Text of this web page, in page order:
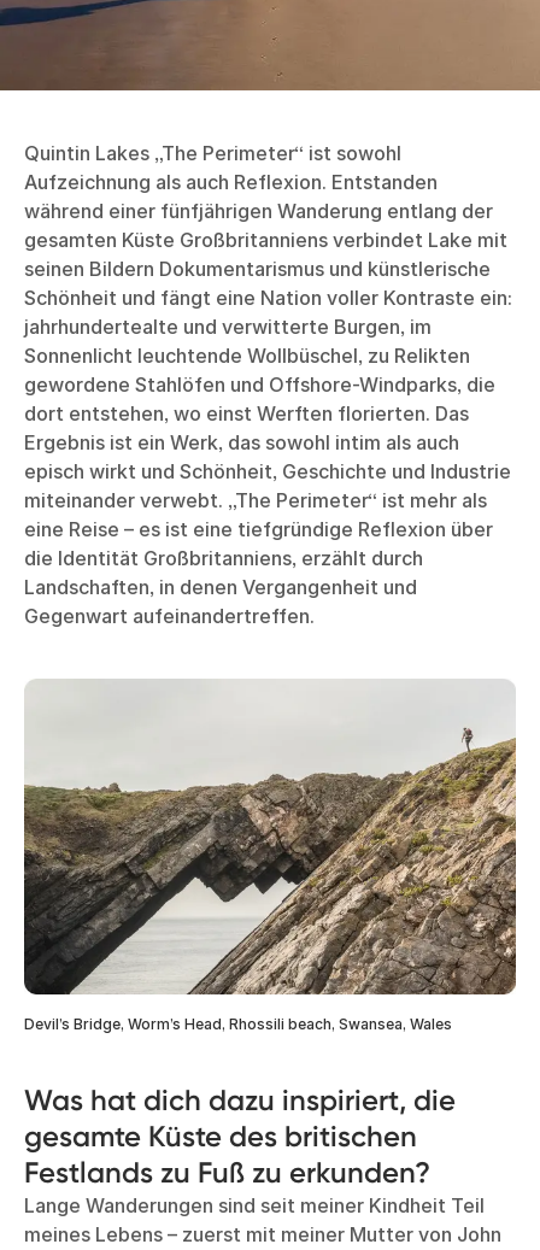
Quintin Lakes „The Perimeter“ ist sowohl
Aufzeichnung als auch Reflexion. Entstanden
während einer fünfjährigen Wanderung entlang der
gesamten Küste Großbritanniens verbindet Lake mit
seinen Bildern Dokumentarismus und künstlerische
Schönheit und fängt eine Nation voller Kontraste ein:
jahrhundertealte und verwitterte Burgen, im
Sonnenlicht leuchtende Wollbüschel, zu Relikten
gewordene Stahlöfen und Offshore-Windparks, die
dort entstehen, wo einst Werften florierten. Das
Ergebnis ist ein Werk, das sowohl intim als auch
episch wirkt und Schönheit, Geschichte und Industrie
miteinander verwebt. „The Perimeter“ ist mehr als
eine Reise – es ist eine tiefgründige Reflexion über
die Identität Großbritanniens, erzählt durch
Landschaften, in denen Vergangenheit und
Gegenwart aufeinandertreffen.
Devil’s Bridge, Worm’s Head, Rhossili beach, Swansea, Wales
Was hat dich dazu inspiriert, die
gesamte Küste des britischen
Festlands zu Fuß zu erkunden?
Lange Wanderungen sind seit meiner Kindheit Teil
meines Lebens – zuerst mit meiner Mutter von John